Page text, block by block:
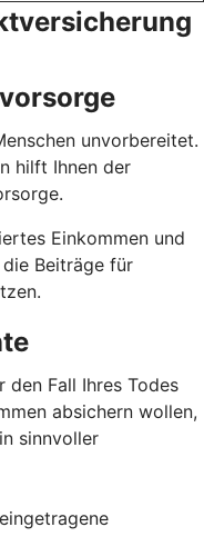
unvorbereitet.
hilft Ihnen der
Einkommen und
Beiträge für
den Fall Ihres Todes
absichern wollen,
sinnvoller